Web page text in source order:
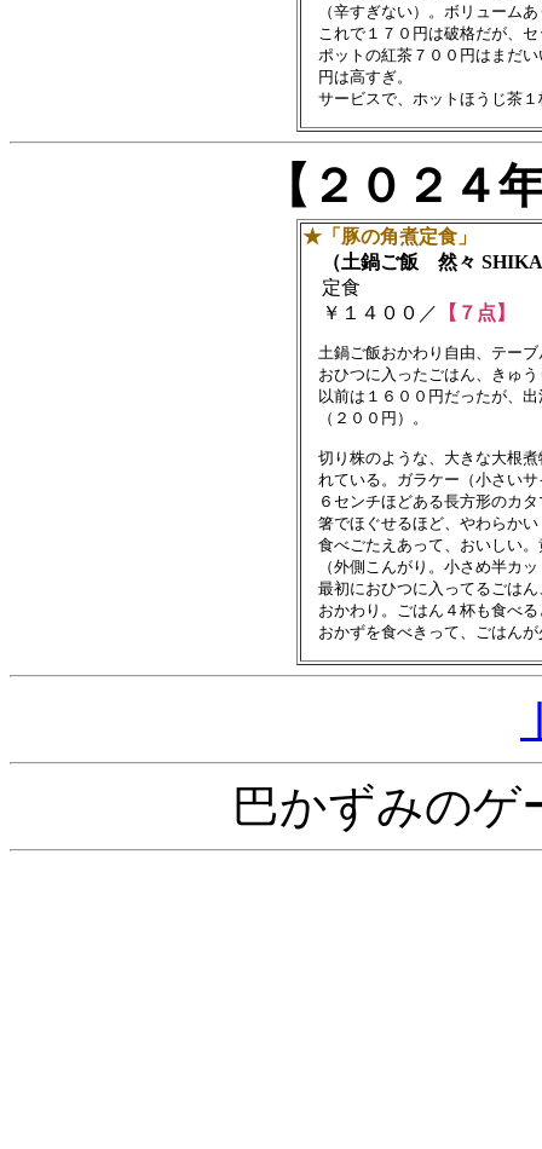
（辛すぎない）。ボリューム
これで１７０円は破格だが、
ポットの紅茶７００円はまだい
円は高すぎ。
【２０２
★「豚の角煮定食」
（土鍋ご飯 然々
定食
￥１４００／ 【７点】
土鍋ご飯おかわり自由、テーブ
おひつに入ったごはん、きゅ
以前は１６００円だったが、出
（２００円）。
切り株のような、大きな大根煮
れている。ガラケー（小さいサ
６センチほどある長方形のカ
箸でほぐせるほど、やわらかい
食べごたえあって、おいしい。
（外側こんがり。小さめ半カッ
最初におひつに入ってるごは
おかわり。ごはん４杯も食べ
巴かずみのゲ